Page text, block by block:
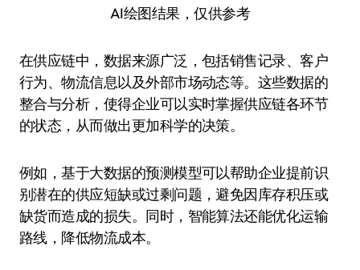
AI绘图结果，仅供参考
在供应链中，数据来源广泛，包括销售记录、客户
行为、物流信息以及外部市场动态等。这些数据的
整合与分析，使得企业可以实时掌握供应链各环节
的状态，从而做出更加科学的决策。
例如，基于大数据的预测模型可以帮助企业提前识
别潜在的供应短缺或过剩问题，避免因库存积压或
缺货而造成的损失。同时，智能算法还能优化运输
路线，降低物流成本。